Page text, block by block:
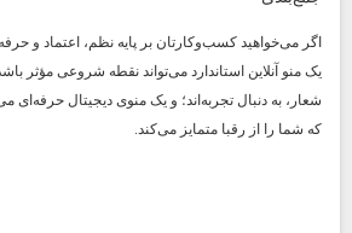
اگر می‌خواهید کسب‌وکارتان بر پایه نظم، اعتماد و
یک منو آنلاین استاندارد می‌تواند نقطه شروعی مؤثر
شعار، به دنبال تجربه‌اند؛ و یک منوی دیجیتال حرفه‌ای
که شما را از رقبا متمایز می‌کند.